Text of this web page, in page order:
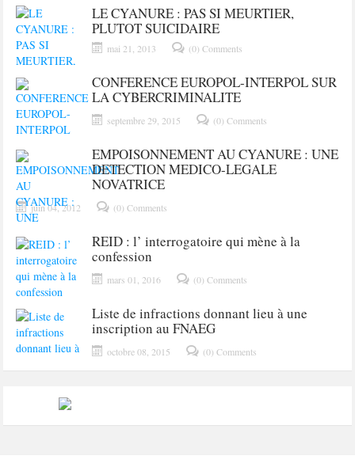
LE CYANURE : PAS SI MEURTIER,
PLUTOT SUICIDAIRE
mai 21, 2013 (0) Comments
CONFERENCE EUROPOL-INTERPOL SUR
LA CYBERCRIMINALITE
septembre 29, 2015 (0) Comments
EMPOISONNEMENT AU CYANURE : UNE
DETECTION MEDICO-LEGALE
NOVATRICE
juin 04, 2012 (0) Comments
REID : l’ interrogatoire qui mène à la
confession
mars 01, 2016 (0) Comments
Liste de infractions donnant lieu à une
inscription au FNAEG
octobre 08, 2015 (0) Comments